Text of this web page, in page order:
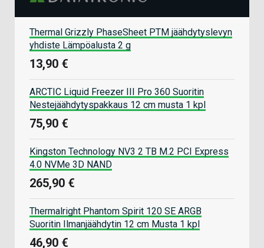
Thermal Grizzly PhaseSheet PTM jäähdytyslevyn
yhdiste Lämpöalusta 2 g
13,90 €
ARCTIC Liquid Freezer III Pro 360 Suoritin
Nestejäähdytyspakkaus 12 cm musta 1 kpl
75,90 €
Kingston Technology NV3 2 TB M.2 PCI Express
4.0 NVMe 3D NAND
265,90 €
Thermalright Phantom Spirit 120 SE ARGB
Suoritin Ilmanjäähdytin 12 cm Musta 1 kpl
46,90 €